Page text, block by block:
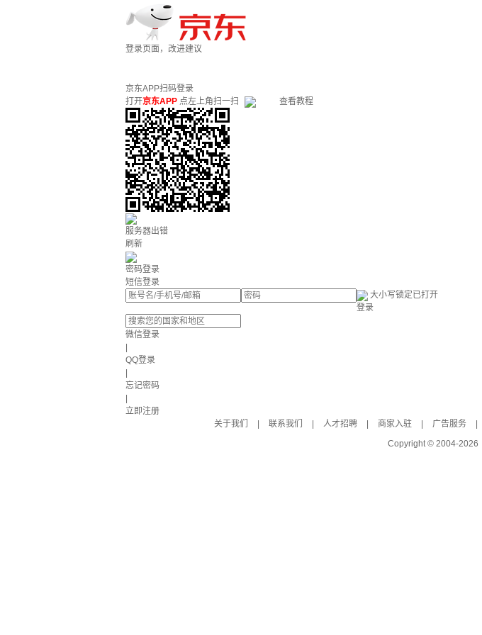
登录页面，改进建议
京东APP扫码登录
打开京东APP 点左上角扫一扫 查看教程
服务器出错
刷新
密码登录
短信登录
大小写锁定已打开
登录
微信登录
QQ登录
忘记密码
立即注册
关于我们
联系我们 人才招聘 商家入驻 广告服务
Copyright © 2004-2026